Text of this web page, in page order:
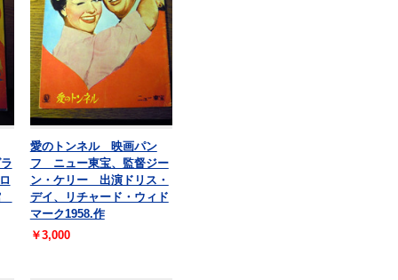
愛のトンネル 映画パン
フ ニュー東宝、監督ジー
ン・ケリー 出演ドリス・
デイ、リチャード・ウィド
マーク1958.作
￥3,000